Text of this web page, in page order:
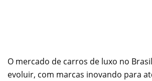
O mercado de carros de luxo no
evoluir, com marcas inovando para